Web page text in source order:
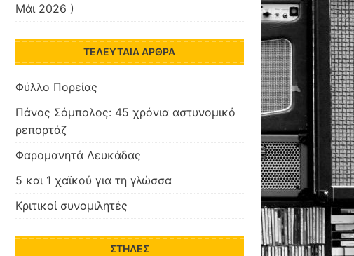
Μάι 2026 )
ΤΕΛΕΥΤΑΊΑ ΆΡΘΡΑ
Φύλλο Πορείας
Πάνος Σόμπολος: 45 χρόνια αστυνομικό
ρεπορτάζ
Φαρομανητά Λευκάδας
5 και 1 χαϊκού για τη γλώσσα
Κριτικοί συνομιλητές
ΣΤΉΛΕΣ